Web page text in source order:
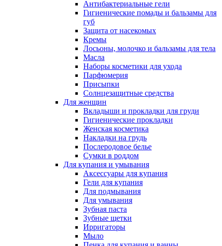
Антибактериальные гели
Гигиенические помады и бальзамы для
губ
Защита от насекомых
Кремы
Лосьоны, молочко и бальзамы для тела
Масла
Наборы косметики для ухода
Парфюмерия
Присыпки
Солнцезащитные средства
Для женщин
Вкладыши и прокладки для груди
Гигиенические прокладки
Женская косметика
Накладки на грудь
Послеродовое белье
Сумки в роддом
Для купания и умывания
Аксессуары для купания
Гели для купания
Для подмывания
Для умывания
Зубная паста
Зубные щетки
Ирригаторы
Мыло